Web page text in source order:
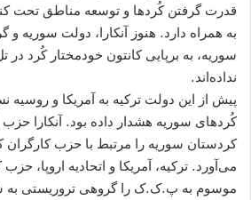
قدرت گرفتن کُردها و توسعه مناطق تحت
به همراه دارد. هنوز آنکارا، دولت سوریه و
سوریه، به برپایی کانتون خودمختار کُرد
نداده‌اند.
پیش از این دولت ترکیه به آمریکا و روسیه
کُردهای سوریه هشدار داده بود. آنکارا حزب
کردستان سوریه را مرتبط با حزب کارگران
می‌آورد. ترکیه، آمریکا و اتحادیه اروپا،
موسوم به پ.ک.ک را گروهی تروریستی به